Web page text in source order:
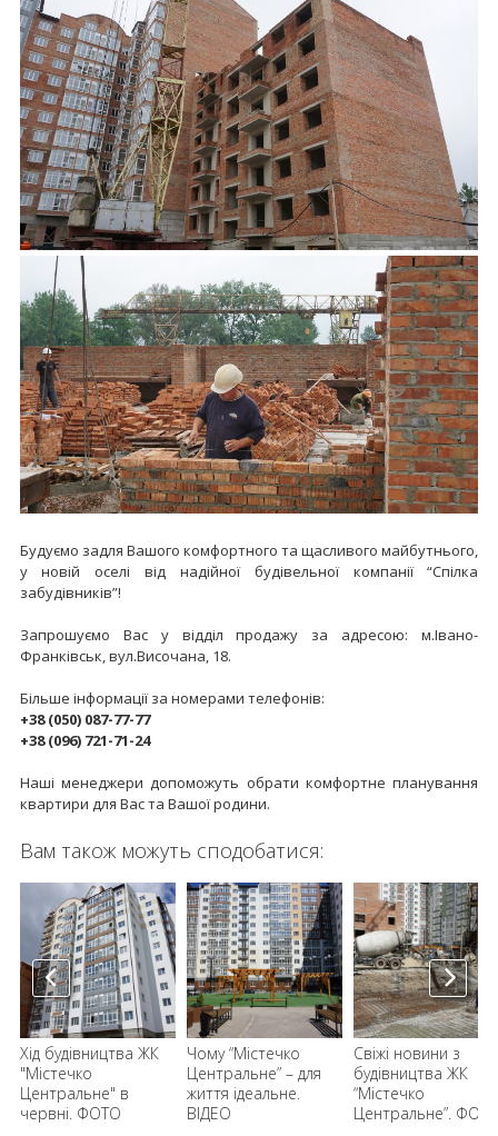
Будуємо задля Вашого комфортного та щасливого майбутнього,
у новій оселі від надійної будівельної компанії “Спілка
забудівників”!
Запрошуємо Вас у відділ продажу за адресою: м.Івано-
Франківськ, вул.Височана, 18.
Більше інформації за номерами телефонів:
+38 (050) 087-77-77
+38 (096) 721-71-24
Наші менеджери допоможуть обрати комфортне планування
квартири для Вас та Вашої родини.
Вам також можуть сподобатися:
Хід будівництва ЖК
"Містечко
Центральне" в
червні. ФОТО
Чому “Містечко
Центральне” – для
життя ідеальне.
ВІДЕО
Свіжі новини з
будівництва ЖК
“Містечко
Центральне”.